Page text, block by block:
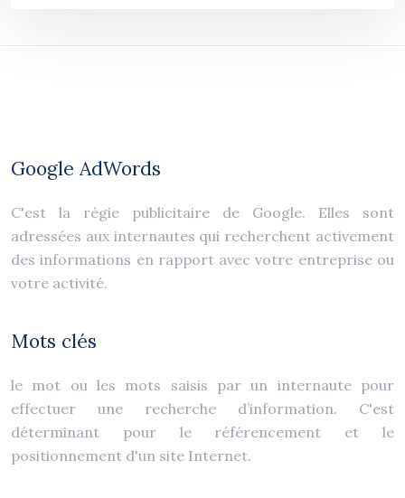
Google AdWords
C'est la régie publicitaire de Google. Elles sont
adressées aux internautes qui recherchent activement
des informations en rapport avec votre entreprise ou
votre activité.
Mots clés
le mot ou les mots saisis par un internaute pour
effectuer une recherche d’information. C'est
déterminant pour le référencement et le
positionnement d'un site Internet.